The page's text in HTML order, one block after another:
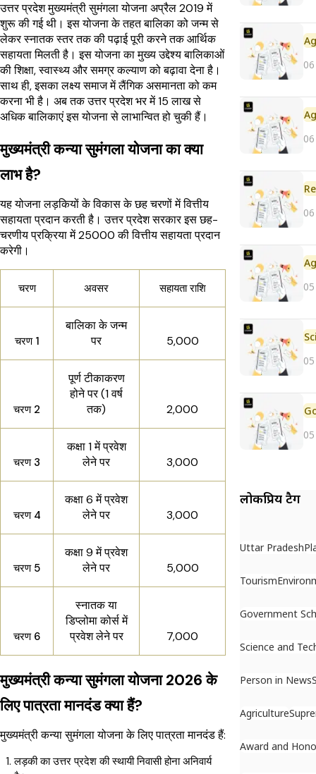
उत्तर प्रदेश मुख्यमंत्री सुमंगला योजना अप्रैल 2019 में
शुरू की गई थी। इस योजना के तहत बालिका को जन्म से
लेकर स्नातक स्तर तक की पढ़ाई पूरी करने तक आर्थिक
सहायता मिलती है। इस योजना का मुख्य उद्देश्य बालिकाओं
की शिक्षा, स्वास्थ्य और समग्र कल्याण को बढ़ावा देना है।
साथ ही, इसका लक्ष्य समाज में लैंगिक असमानता को कम
करना भी है। अब तक उत्तर प्रदेश भर में 15 लाख से
अधिक बालिकाएं इस योजना से लाभान्वित हो चुकी हैं।
मुख्यमंत्री कन्या सुमंगला योजना का क्या
लाभ है?
यह योजना लड़कियों के विकास के छह चरणों में वित्तीय
सहायता प्रदान करती है। उत्तर प्रदेश सरकार इस छह-
चरणीय प्रक्रिया में ₹25000 की वित्तीय सहायता प्रदान
करेगी।
चरण अवसर सहायता राशि
चरण 1
बालिका के जन्म
पर
₹5,000
चरण 2
पूर्ण टीकाकरण
होने पर (1 वर्ष
तक)
₹2,000
चरण 3
कक्षा 1 में प्रवेश
लेने पर
₹3,000
चरण 4
कक्षा 6 में प्रवेश
लेने पर
₹3,000
चरण 5
कक्षा 9 में प्रवेश
लेने पर
₹5,000
चरण 6
स्नातक या
डिप्लोमा कोर्स में
प्रवेश लेने पर
₹7,000
मुख्यमंत्री कन्या सुमंगला योजना 2026 के
लिए पात्रता मानदंड क्या हैं?
मुख्यमंत्री कन्या सुमंगला योजना के लिए पात्रता मानदंड हैं:
लड़की का उत्तर प्रदेश की स्थायी निवासी होना अनिवार्य
लोकप्रिय टैग
Uttar Pradesh
Tourism
Government
Science and
Person in News
Agriculture
Award and